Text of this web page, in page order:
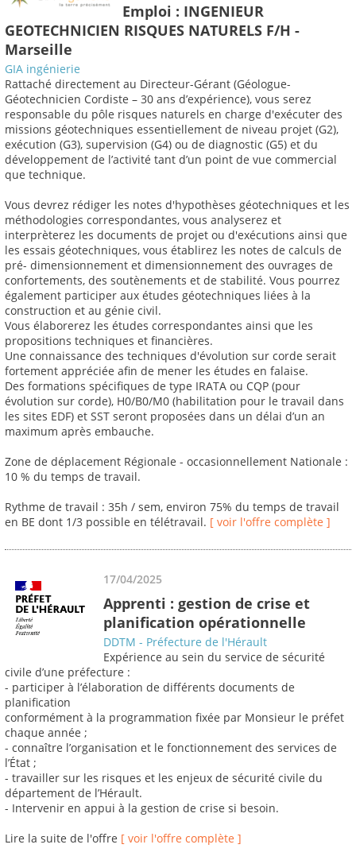
Emploi : INGENIEUR
GEOTECHNICIEN RISQUES NATURELS F/H -
Marseille
GIA ingénierie
Rattaché directement au Directeur-Gérant (Géologue-
Géotechnicien Cordiste – 30 ans d’expérience), vous serez
responsable du pôle risques naturels en charge d'exécuter des
missions géotechniques essentiellement de niveau projet (G2),
exécution (G3), supervision (G4) ou de diagnostic (G5) et du
développement de l’activité tant d’un point de vue commercial
que technique.
Vous devrez rédiger les notes d'hypothèses géotechniques et les
méthodologies correspondantes, vous analyserez et
interprèterez les documents de projet ou d'exécutions ainsi que
les essais géotechniques, vous établirez les notes de calculs de
pré- dimensionnement et dimensionnement des ouvrages de
confortements, des soutènements et de stabilité. Vous pourrez
également participer aux études géotechniques liées à la
construction et au génie civil.
Vous élaborerez les études correspondantes ainsi que les
propositions techniques et financières.
Une connaissance des techniques d'évolution sur corde serait
fortement appréciée afin de mener les études en falaise.
Des formations spécifiques de type IRATA ou CQP (pour
évolution sur corde), H0/B0/M0 (habilitation pour le travail dans
les sites EDF) et SST seront proposées dans un délai d’un an
maximum après embauche.
Zone de déplacement Régionale - occasionnellement Nationale :
10 % du temps de travail.
Rythme de travail : 35h / sem, environ 75% du temps de travail
en BE dont 1/3 possible en télétravail. [ voir l'offre complète ]
17/04/2025
Apprenti : gestion de crise et
planification opérationnelle
DDTM - Préfecture de l'Hérault
Expérience au sein du service de sécurité
civile d’une préfecture :
- participer à l’élaboration de différents documents de
planification
conformément à la programmation fixée par Monsieur le préfet
chaque année ;
- connaître l’organisation et le fonctionnement des services de
l’État ;
- travailler sur les risques et les enjeux de sécurité civile du
département de l’Hérault.
- Intervenir en appui à la gestion de crise si besoin.
Lire la suite de l'offre [ voir l'offre complète ]